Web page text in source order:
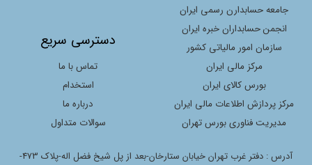
جامعه حسابدارن رسمی ایران
انجمن حسابداران خبره ایران
سازمان امور مالیاتی کشور
مرکز مالی ایران
بورس کالای ایران
مرکز پردازش اطلاعات مالی ایران
مدیریت فناوری بورس تهران
دسترسی سریع
تماس با ما
استخدام
درباره ما
سوالات متداول
آدرس : دفتر غرب تهران خیابان ستارخان-بعد از پل شیخ فضل اله-پلاک 473-